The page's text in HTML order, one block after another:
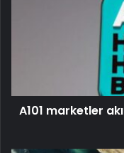
A101 marketler